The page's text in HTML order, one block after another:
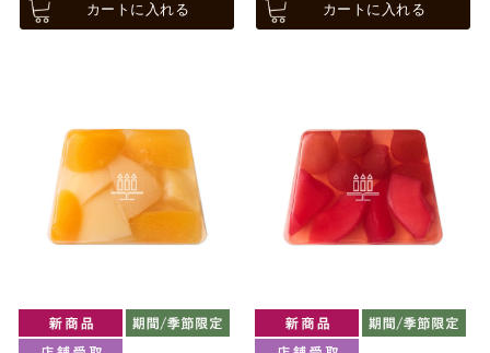
カートに入れる カートに入れる